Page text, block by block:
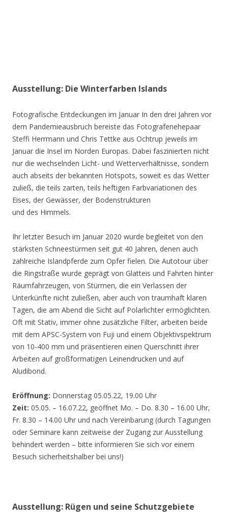
Ausstellung: Die Winterfarben Islands
Fotografische Entdeckungen im Januar In den drei Jahren vor
dem Pandemieausbruch bereiste das Fotografenehepaar
Steffi Herrmann und Chris Tettke aus Ochtrup jeweils im
Januar die Insel im Norden Europas. Dabei faszinierten nicht
nur die wechselnden Licht- und Wetterverhältnisse, sondern
auch abseits der bekannten Hotspots, soweit es das Wetter
zuließ, die teils zarten, teils heftigen Farbvariationen des
Eises, der Gewässer, der Bodenstrukturen
und des Himmels.
Ihr letzter Besuch im Januar 2020 wurde begleitet von den
stärksten Schneestürmen seit gut 40 Jahren, denen auch
zahlreiche Islandpferde zum Opfer fielen. Die Autotour über
die Ringstraße wurde geprägt von Glatteis und Fahrten hinter
Räumfahrzeugen, von Stürmen, die ein Verlassen der
Unterkünfte nicht zuließen, aber auch von traumhaft klaren
Tagen, die am Abend die Sicht auf Polarlichter ermöglichten.
Oft mit Stativ, immer ohne zusätzliche Filter, arbeiten beide
mit dem APSC-System von Fuji und einem Objektivspektrum
von 10-400 mm und präsentieren einen Querschnitt ihrer
Arbeiten auf großformatigen Leinendrucken und auf
Aludibond.
Eröffnung: Donnerstag 05.05.22, 19.00 Uhr
Zeit: 05.05. – 16.07.22, geöffnet Mo. – Do. 8.30 – 16.00 Uhr,
Fr. 8.30 – 14.00 Uhr und nach Vereinbarung (durch Tagungen
oder Seminare kann zeitweise der Zugang zur Ausstellung
behindert werden – bitte informieren Sie sich vor einem
Besuch sicherheitshalber bei uns!)
Ausstellung: Rügen und seine Schutzgebiete